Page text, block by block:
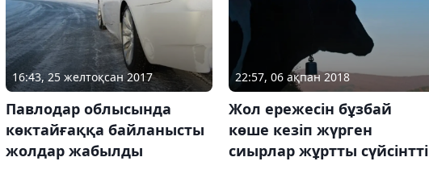
16:43, 25 желтоқсан 2017
Павлодар облысында
көктайғаққа байланысты
жолдар жабылды
22:57, 06 ақпан 2018
Жол ережесін бұзбай
көше кезіп жүрген
сиырлар жұртты сүйсінтті